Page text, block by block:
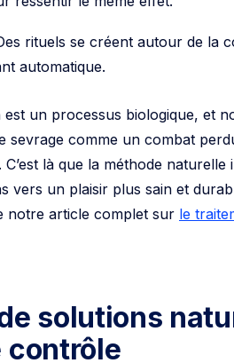
sevrage comme un combat
C’est là que la méthode naturelle
vers un plaisir plus sain et
notre article complet sur
le
solutions
contrôle